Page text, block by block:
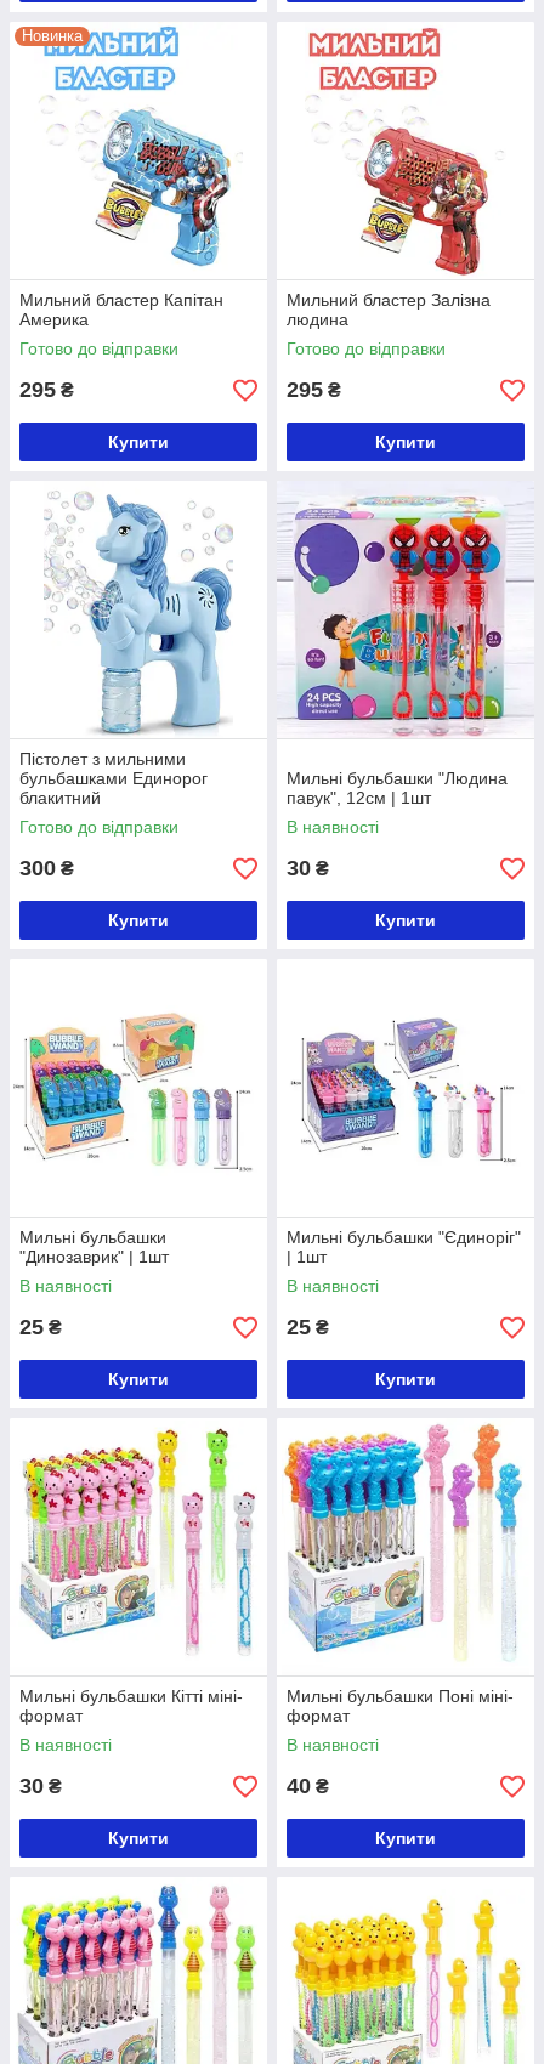
Новинка
Мильний бластер Капітан
Америка
Готово до відправки
295 ₴
Купити
Мильний бластер Залізна
людина
Готово до відправки
295 ₴
Купити
Пістолет з мильними
бульбашками Единорог
блакитний
Готово до відправки
300 ₴
Купити
Мильні бульбашки "Людина
павук", 12см | 1шт
В наявності
30 ₴
Купити
Мильні бульбашки
"Динозаврик" | 1шт
В наявності
25 ₴
Купити
Мильні бульбашки "Єдиноріг"
| 1шт
В наявності
25 ₴
Купити
Мильні бульбашки Кітті міні-
формат
В наявності
30 ₴
Купити
Мильні бульбашки Поні міні-
формат
В наявності
40 ₴
Купити